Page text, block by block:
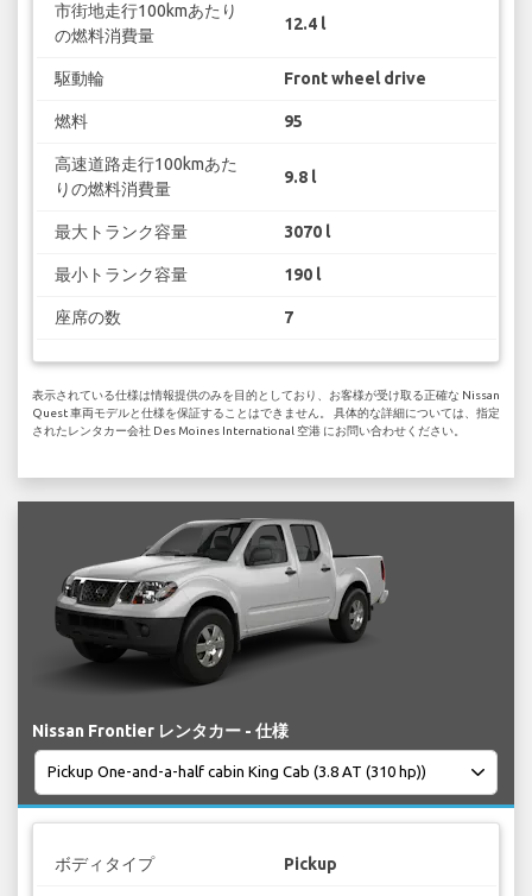
市街地走行100kmあたり
の燃料消費量
12.4 l
駆動輪 Front wheel drive
燃料 95
高速道路走行100kmあた
りの燃料消費量
9.8 l
最大トランク容量 3070 l
最小トランク容量 190 l
座席の数 7
表示されている仕様は情報提供のみを目的としており、お客様が受け取る正確な Nissan
Quest 車両モデルと仕様を保証することはできません。 具体的な詳細については、指定
されたレンタカー会社 Des Moines International 空港 にお問い合わせください。
Nissan Frontier レンタカー - 仕様
ボディタイプ Pickup